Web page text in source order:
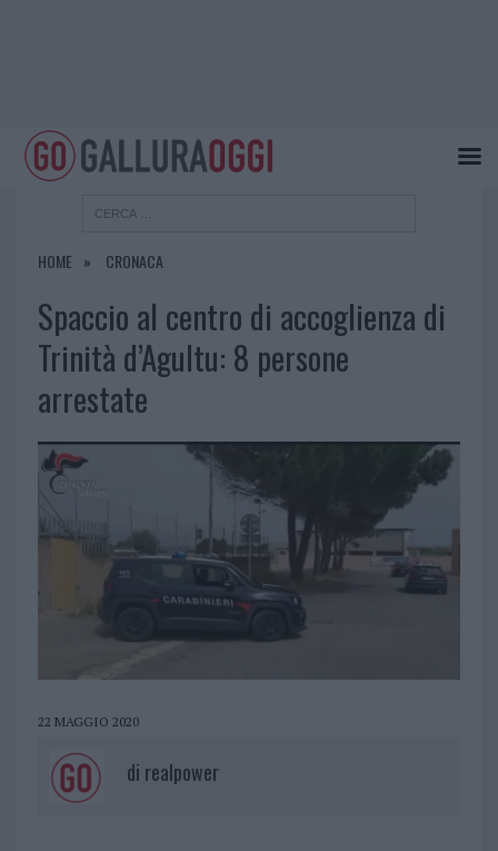
HOME CRONACA
Spaccio al centro di accoglienza di
Trinità d’Agultu: 8 persone
arrestate
22 MAGGIO 2020
di realpower